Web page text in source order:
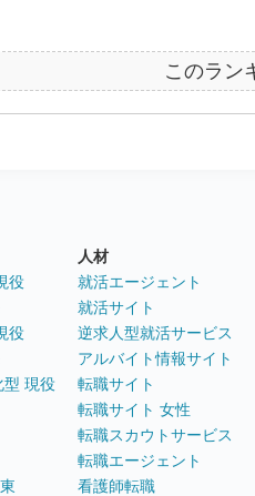
このラン
役
役
型 現役
人材
就活エージェント
就活サイト
逆求人型就活サービス
アルバイト情報サイト
転職サイト
転職サイト 女性
転職スカウトサービス
転職エージェント
看護師転職